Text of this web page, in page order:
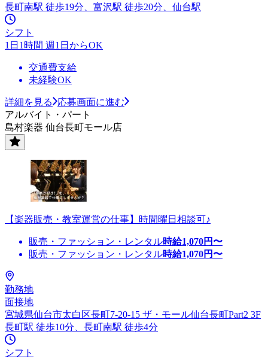
長町南駅 徒歩19分、富沢駅 徒歩20分、仙台駅
シフト
1日1時間 週1日からOK
交通費支給
未経験OK
詳細を見る
応募画面に進む
アルバイト・パート
島村楽器 仙台長町モール店
【楽器販売・教室運営の仕事】時間曜日相談可♪
販売・ファッション・レンタル時給1,070円〜
販売・ファッション・レンタル時給1,070円〜
勤務地
面接地
宮城県仙台市太白区長町7-20-15 ザ・モール仙台長町Part2 3F
長町駅 徒歩10分、長町南駅 徒歩4分
シフト